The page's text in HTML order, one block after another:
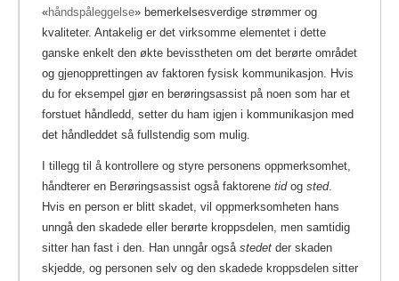
«håndspåleggelse» bemerkelsesverdige strømmer og
kvaliteter. Antakelig er det virksomme elementet i dette
ganske enkelt den økte bevisstheten om det berørte området
og gjenopprettingen av faktoren fysisk kommunikasjon. Hvis
du for eksempel gjør en berøringsassist på noen som har et
forstuet håndledd, setter du ham igjen i kommunikasjon med
det håndleddet så fullstendig som mulig.
I tillegg til å kontrollere og styre personens oppmerksomhet,
håndterer en Berøringsassist også faktorene tidog sted.
Hvis en person er blitt skadet, vil oppmerksomheten hans
unngå den skadede eller berørte kroppsdelen, men samtidig
sitter han fast i den. Han unngår også stedet der skaden
skjedde, og personen selv og den skadede kroppsdelen sitter